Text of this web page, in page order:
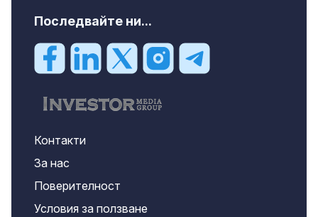
Последвайте ни...
Контакти
За нас
Поверителност
Условия за ползване